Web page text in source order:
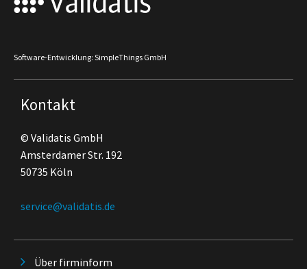
Software-Entwicklung: SimpleThings GmbH
Kontakt
© Validatis GmbH
Amsterdamer Str. 192
50735 Köln
service@validatis.de
Über firminform